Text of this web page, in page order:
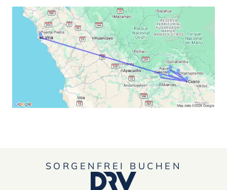
SORGENFREI BUCHEN